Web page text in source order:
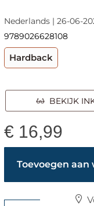
Nederlands | 26-06-
9789026628108
Hardback
BEKIJK
€ 16,99
Toevoegen